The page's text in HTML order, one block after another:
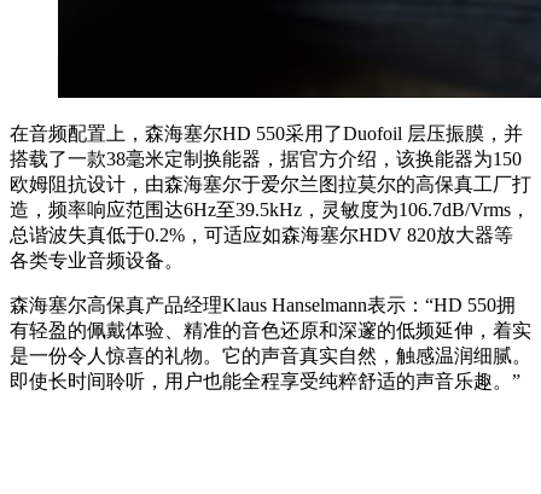
在音频配置上，森海塞尔HD 550采用了Duofoil 层压振膜，并
搭载了一款38毫米定制换能器，据官方介绍，该换能器为150
欧姆阻抗设计，由森海塞尔于爱尔兰图拉莫尔的高保真工厂打
造，频率响应范围达6Hz至39.5kHz，灵敏度为106.7dB/Vrms，
总谐波失真低于0.2%，可适应如森海塞尔HDV 820放大器等
各类专业音频设备。
森海塞尔高保真产品经理Klaus Hanselmann表示：“HD 550拥
有轻盈的佩戴体验、精准的音色还原和深邃的低频延伸，着实
是一份令人惊喜的礼物。它的声音真实自然，触感温润细腻。
即使长时间聆听，用户也能全程享受纯粹舒适的声音乐趣。”